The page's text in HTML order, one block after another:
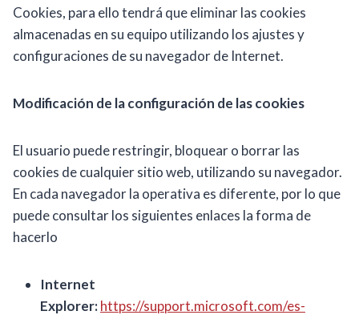
Cookies, para ello tendrá que eliminar las cookies
almacenadas en su equipo utilizando los ajustes y
configuraciones de su navegador de Internet.
Modificación de la configuración de las cookies
El usuario puede restringir, bloquear o borrar las
cookies de cualquier sitio web, utilizando su navegador.
En cada navegador la operativa es diferente, por lo que
puede consultar los siguientes enlaces la forma de
hacerlo
Internet
Explorer:https://support.microsoft.com/es-